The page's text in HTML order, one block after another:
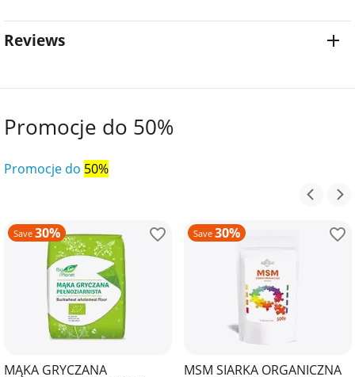
Reviews
Promocje do 50%
Promocje do 50%
Save 30%
MĄKA GRYCZANA
Save 30%
MSM SIARKA ORGANICZNA